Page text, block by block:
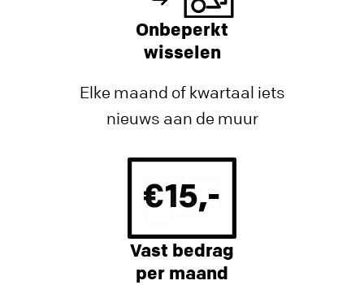
Onbeperkt
wisselen
Elke maand of kwartaal iets
nieuws aan de muur
Vast bedrag
per maand